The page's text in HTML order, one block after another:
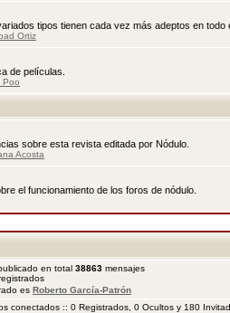
tipos tienen cada vez más adeptos en todo
Ortiz
de películas.
Poo
sobre esta revista editada por Nódulo.
Acosta
el funcionamiento de los foros de nódulo.
en total 38863 mensajes
es Roberto García-Patrón
conectados :: 0 Registrados, 0 Ocultos y 180